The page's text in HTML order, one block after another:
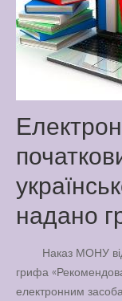
надано
Наказ МОНУ
грифа
електронним